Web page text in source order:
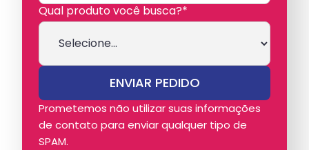
Qual produto você busca?*
Prometemos não utilizar suas informações
de contato para enviar qualquer tipo de
SPAM.